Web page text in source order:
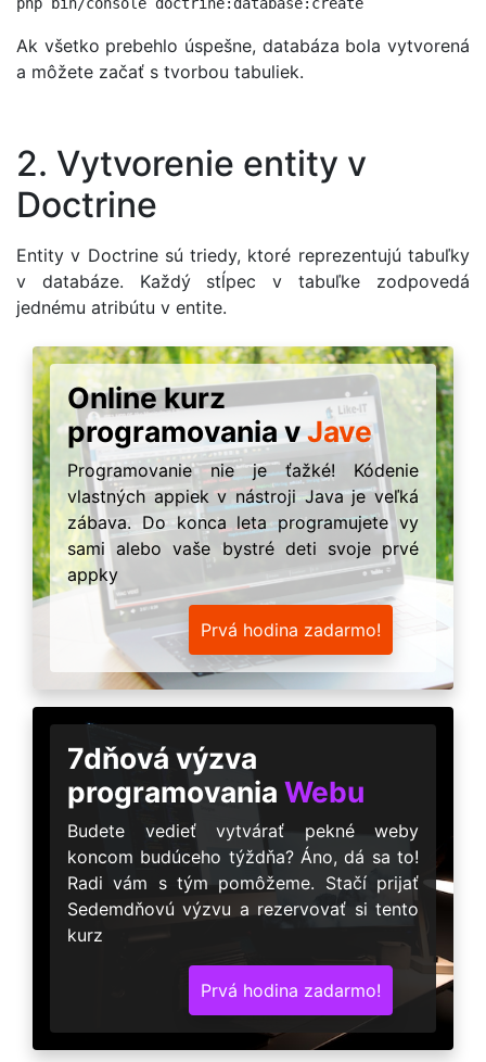
Ak všetko prebehlo úspešne, databáza bola vytvorená
a môžete začať s tvorbou tabuliek.
2. Vytvorenie entity v
Doctrine
Entity v Doctrine sú triedy, ktoré reprezentujú tabuľky
v databáze. Každý stĺpec v tabuľke zodpovedá
jednému atribútu v entite.
Online kurz
programovania vJave
Programovanie nie je ťažké! Kódenie
vlastných appiek v nástroji Java je veľká
zábava. Do konca leta programujete vy
sami alebo vaše bystré deti svoje prvé
appky
Prvá hodina zadarmo!
7dňová výzva
programovania Webu
Budete vedieť vytvárať pekné weby
koncom budúceho týždňa? Áno, dá sa to!
Radi vám s tým pomôžeme. Stačí prijať
Sedemdňovú výzvu a rezervovať si tento
kurz
Prvá hodina zadarmo!